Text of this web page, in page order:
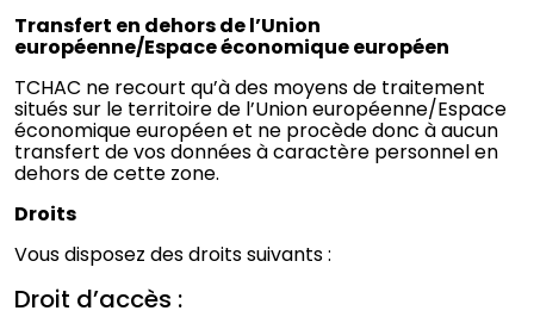
Transfert en dehors de l’Union
européenne/Espace économique européen
TCHAC ne recourt qu’à des moyens de traitement
situés sur le territoire de l’Union européenne/Espace
économique européen et ne procède donc à aucun
transfert de vos données à caractère personnel en
dehors de cette zone.
Droits
Vous disposez des droits suivants :
Droit d’accès :